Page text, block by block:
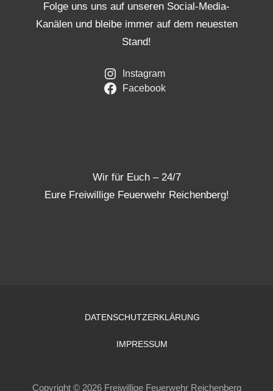
Folge uns uns auf unseren Social-Media-
Kanälen und bleibe immer auf dem neuesten
Stand!
Instagram
Facebook
Wir für Euch – 24/7
Eure Freiwillige Feuerwehr Reichenberg!
DATENSCHUTZERKLÄRUNG
IMPRESSUM
Copyright © 2026 Freiwillige Feuerwehr Reichenberg